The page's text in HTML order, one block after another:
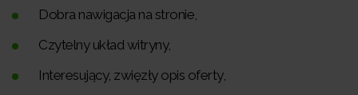
Dobra nawigacja na stronie,
Czytelny układ witryny,
Interesujący, zwięzły opis oferty,